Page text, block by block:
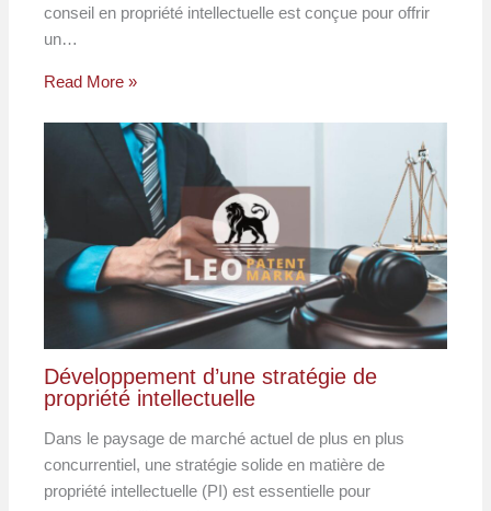
conseil en propriété intellectuelle est conçue pour offrir
un…
Read More »
Développement d’une stratégie de
propriété intellectuelle
Dans le paysage de marché actuel de plus en plus
concurrentiel, une stratégie solide en matière de
propriété intellectuelle (PI) est essentielle pour